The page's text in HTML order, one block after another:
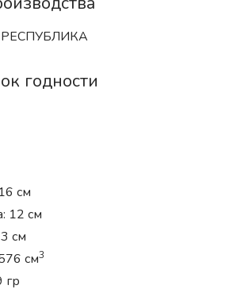
годности
см
12 см
см
см3
гр